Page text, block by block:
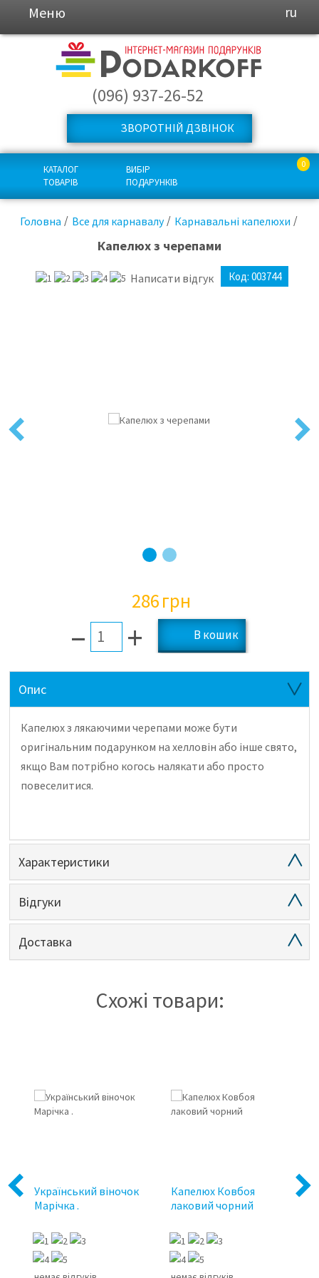
Меню ru
(096) 937-26-52
ЗВОРОТНІЙ ДЗВІНОК
КАТАЛОГ
ТОВАРІВ
ВИБІР
ПОДАРУНКІВ
0
Головна Все для карнавалу Карнавальні капелюхи
Капелюх з черепами
Написати відгук Код: 003744
Previous Next
286грн
– +
Опис
Капелюх з лякаючими черепами може бути
оригінальним подарунком на хелловін або інше свято,
якщо Вам потрібно когось налякати або просто
повеселитися.
Характеристики
Відгуки
Доставка
Схожі товари:
PreviousУкраїнський віночок
Марічка .
Капелюх Ковбоя
лаковий чорний
Next